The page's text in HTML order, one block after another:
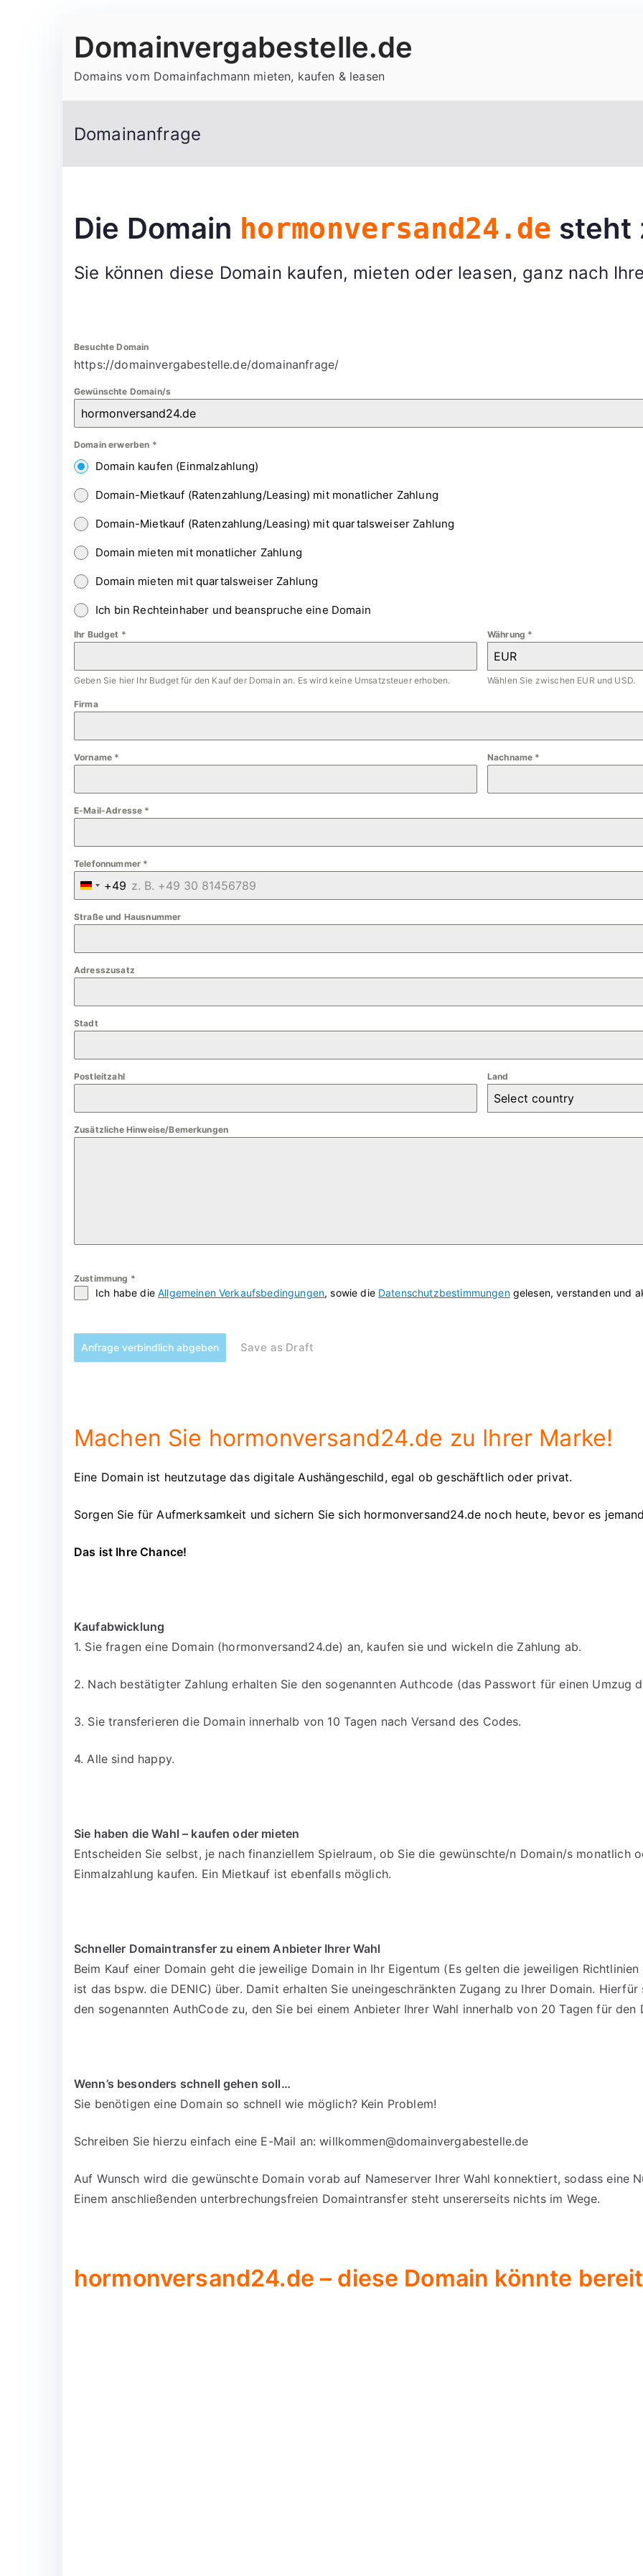
Inhalt
Domainvergabestelle.de
Domains vom Domainfachmann mieten, kaufen & leasen
Domainanfrage
Die Domain hormonversand24.de steht
Sie können diese Domain kaufen, mieten oder leasen, ganz nach
Besuchte Domain
https://domainvergabestelle.de/domainanfrage/
Gewünschte Domain/s
Domain erwerben *
Domain kaufen (Einmalzahlung)
Domain-Mietkauf (Ratenzahlung/Leasing) mit monatlicher Zahlung
Domain-Mietkauf (Ratenzahlung/Leasing) mit quartalsweiser Zahlung
Domain mieten mit monatlicher Zahlung
Domain mieten mit quartalsweiser Zahlung
Ich bin Rechteinhaber und beanspruche eine Domain
Ihr Budget *
Geben Sie hier Ihr Budget für den Kauf der Domain an. Es wird keine Umsatzsteuer erhoben.
Währung *
EUR
Wählen Sie zwischen EUR und USD.
Firma
Vorname * Nachname *
E-Mail-Adresse *
Telefonnummer *
G
e
m
a
+
9
+49
Straße und Hausnummer
Adresszusatz
Stadt
Postleitzahl Land
Select country
Zusätzliche Hinweise/Bemerkungen
Zustimmung *
Ich habe dieAllgemeinen Verkaufsbedingungen, sowie die Datenschutzbestimmungengelesen, verstanden und
Anfrage verbindlich abgeben Save as Draft
Machen Sie hormonversand24.de zu Ihrer Marke!
Eine Domain ist heutzutage das digitale Aushängeschild, egal ob geschäftlich oder privat.
Sorgen Sie für Aufmerksamkeit und sichern Sie sich hormonversand24.de noch heute, bevor es
Das ist Ihre Chance!
Kaufabwicklung
1. Sie fragen eine Domain (hormonversand24.de) an, kaufen sie und wickeln die Zahlung ab.
2. Nach bestätigter Zahlung erhalten Sie den sogenannten Authcode (das Passwort für einen Umzug
3. Sie transferieren die Domain innerhalb von 10 Tagen nach Versand des Codes.
4. Alle sind happy.
Sie haben die Wahl – kaufen oder mieten
Entscheiden Sie selbst, je nach finanziellem Spielraum, ob Sie die gewünschte/n Domain/s monatlich
Einmalzahlung kaufen. Ein Mietkauf ist ebenfalls möglich.
Schneller Domaintransfer zu einem Anbieter Ihrer Wahl
Beim Kauf einer Domain geht die jeweilige Domain in Ihr Eigentum (Es gelten die jeweiligen
ist das bspw. die DENIC) über. Damit erhalten Sie uneingeschränkten Zugang zu Ihrer Domain.
den sogenannten AuthCode zu, den Sie bei einem Anbieter Ihrer Wahl innerhalb von 20 Tagen für den
Wenn’s besonders schnell gehen soll…
Sie benötigen eine Domain so schnell wie möglich? Kein Problem!
Schreiben Sie hierzu einfach eine E-Mail an:willkommen@domainvergabestelle.de
Auf Wunsch wird die gewünschte Domain vorab auf Nameserver Ihrer Wahl konnektiert, sodass eine
Einem anschließenden unterbrechungsfreien Domaintransfer steht unsererseits nichts im Wege.
hormonversand24.de – diese Domain könnte